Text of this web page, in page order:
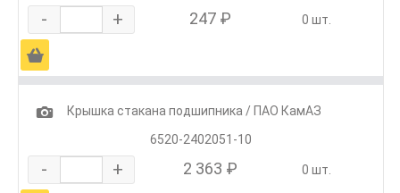
- + 247 ₽ 0 шт.
Ä
1
Крышка стакана подшипника / ПАО КамАЗ
6520-2402051-10
- + 2 363 ₽ 0 шт.